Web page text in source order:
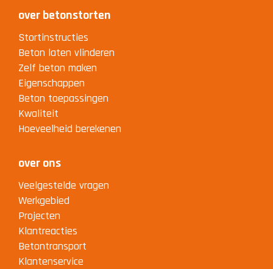
over betonstorten
Stortinstructies
Beton laten vlinderen
Zelf beton maken
Eigenschappen
Beton toepassingen
Kwaliteit
Hoeveelheid berekenen
over ons
Veelgestelde vragen
Werkgebied
Projecten
Klantreacties
Betontransport
Klantenservice